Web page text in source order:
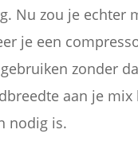
Nu zou je echter
je een
zonder
aan je mix
nodig is.